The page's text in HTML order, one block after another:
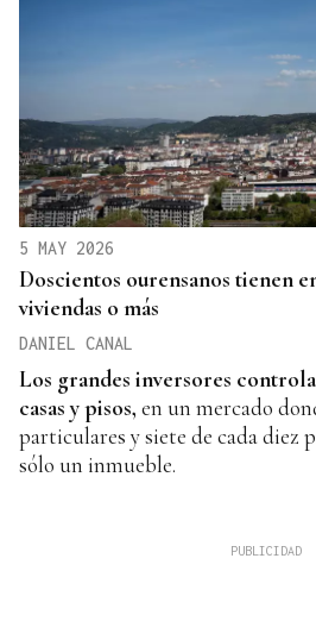
5 MAY 2026
Doscientos ourensanos tienen
viviendas o más
DANIEL CANAL
Los grandes inversores
casas y pisos, en un mercado
particulares y siete de cada diez
sólo un inmueble.